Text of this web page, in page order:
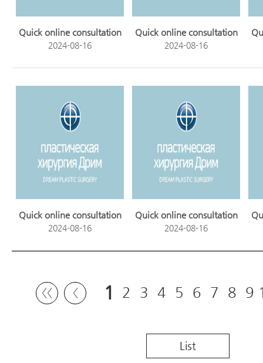
Quick online consultation
2024-08-16
Quick online consultation
2024-08-16
Quick online consultation
2024-08-16
Quick online consultation
2024-08-16
〈〈 〈 1 2 3 4 5 6 7 8 9
List